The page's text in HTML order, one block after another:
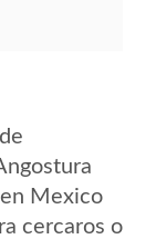
Mexico
cercaros o